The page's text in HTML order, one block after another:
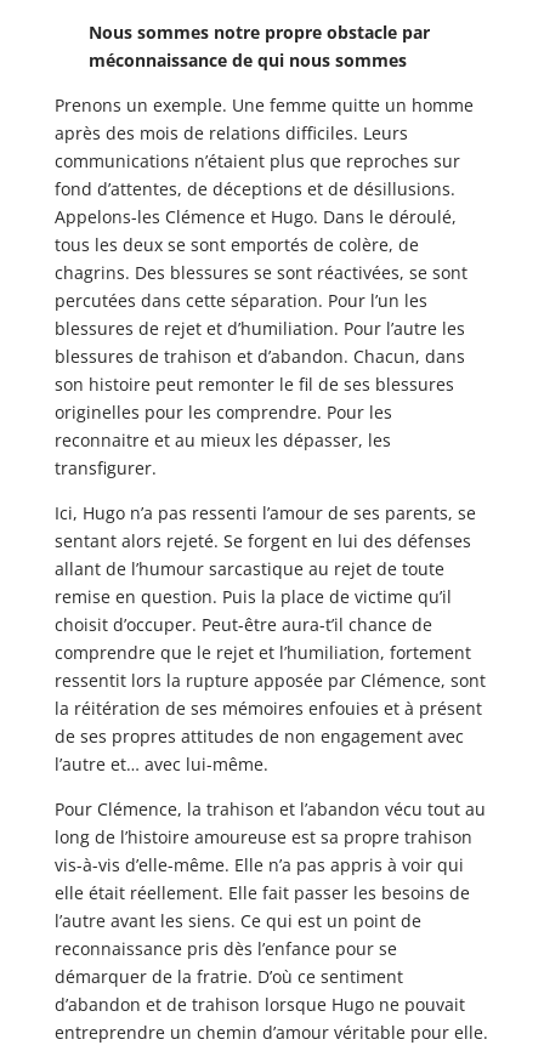
Nous sommes notre propre obstacle par
méconnaissance de qui nous sommes
Prenons un exemple. Une femme quitte un homme
après des mois de relations difficiles. Leurs
communications n’étaient plus que reproches sur
fond d’attentes, de déceptions et de désillusions.
Appelons-les Clémence et Hugo. Dans le déroulé,
tous les deux se sont emportés de colère, de
chagrins. Des blessures se sont réactivées, se sont
percutées dans cette séparation. Pour l’un les
blessures de rejet et d’humiliation. Pour l’autre les
blessures de trahison et d’abandon. Chacun, dans
son histoire peut remonter le fil de ses blessures
originelles pour les comprendre. Pour les
reconnaitre et au mieux les dépasser, les
transfigurer.
Ici, Hugo n’a pas ressenti l’amour de ses parents, se
sentant alors rejeté. Se forgent en lui des défenses
allant de l’humour sarcastique au rejet de toute
remise en question. Puis la place de victime qu’il
choisit d’occuper. Peut-être aura-t’il chance de
comprendre que le rejet et l’humiliation, fortement
ressentit lors la rupture apposée par Clémence, sont
la réitération de ses mémoires enfouies et à présent
de ses propres attitudes de non engagement avec
l’autre et… avec lui-même.
Pour Clémence, la trahison et l’abandon vécu tout au
long de l’histoire amoureuse est sa propre trahison
vis-à-vis d’elle-même. Elle n’a pas appris à voir qui
elle était réellement. Elle fait passer les besoins de
l’autre avant les siens. Ce qui est un point de
reconnaissance pris dès l’enfance pour se
démarquer de la fratrie. D’où ce sentiment
d’abandon et de trahison lorsque Hugo ne pouvait
entreprendre un chemin d’amour véritable pour elle.